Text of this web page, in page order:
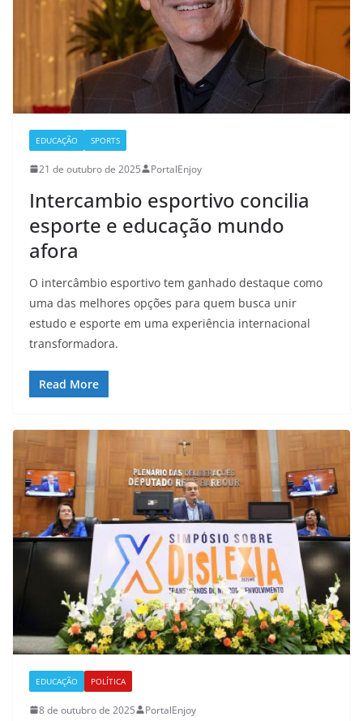
EDUCAÇÃO SPORTS
21 de outubro de 2025 PortalEnjoy
Intercambio esportivo concilia
esporte e educação mundo
afora
O intercâmbio esportivo tem ganhado destaque como
uma das melhores opções para quem busca unir
estudo e esporte em uma experiência internacional
transformadora.
Read More
EDUCAÇÃO POLÍTICA
8 de outubro de 2025 PortalEnjoy